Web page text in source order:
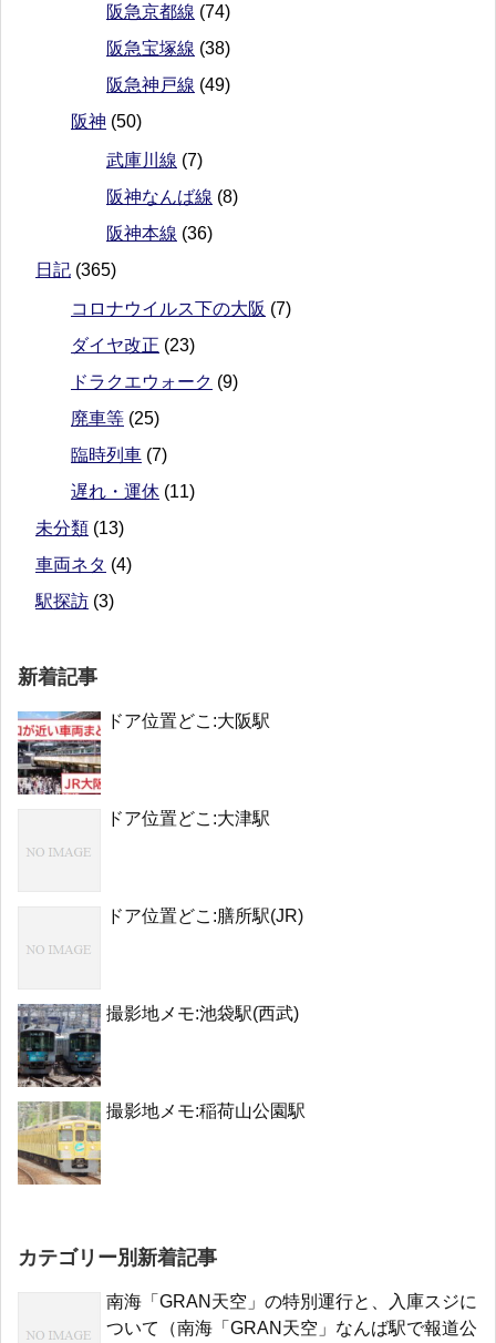
阪急京都線 (74)
阪急宝塚線 (38)
阪急神戸線 (49)
阪神 (50)
武庫川線 (7)
阪神なんば線 (8)
阪神本線 (36)
日記 (365)
コロナウイルス下の大阪 (7)
ダイヤ改正 (23)
ドラクエウォーク (9)
廃車等 (25)
臨時列車 (7)
遅れ・運休 (11)
未分類 (13)
車両ネタ (4)
駅探訪 (3)
新着記事
ドア位置どこ:大阪駅
ドア位置どこ:大津駅
ドア位置どこ:膳所駅(JR)
撮影地メモ:池袋駅(西武)
撮影地メモ:稲荷山公園駅
カテゴリー別新着記事
南海「GRAN天空」の特別運行と、入庫スジに
ついて（南海「GRAN天空」なんば駅で報道公